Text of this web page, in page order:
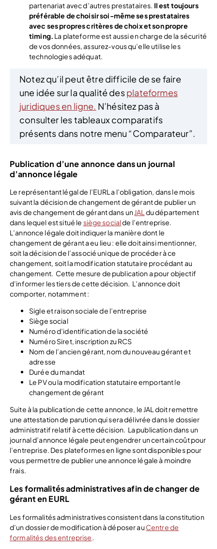
partenariat avec d’autres prestataires. Il est toujours
préférable de choisir soi-même ses prestataires
avec ses propres critères de choix et son propre
timing. La plateforme est aussi en charge de la sécurité
de vos données, assurez-vous qu’elle utilise les
technologies adéquat.
Notez qu’il peut être difficile de se faire
une idée sur la qualité desplateformes
juridiques en ligne. N’hésitez pas à
consulter les tableaux comparatifs
présents dans notre menu “Comparateur”.
Publication d’une annonce dans un journal
d’annonce légale
Le représentant légal de l’EURL a l’obligation, dans le mois
suivant la décision de changement de gérant de publier un
avis de changement de gérant dans unJAL du département
dans lequel est situé le siège socialde l’entreprise.
L’annonce légale doit indiquer la manière dont le
changement de gérant a eu lieu : elle doit ainsi mentionner,
soit la décision de l’associé unique de procéder à ce
changement, soit la modification statutaire procédant au
changement. Cette mesure de publication a pour objectif
d’informer les tiers de cette décision. L’annonce doit
comporter, notamment:
Sigle et raison sociale de l’entreprise
Siège social
Numéro d’identification de la société
Numéro Siret, inscription zu RCS
Nom de l’ancien gérant, nom du nouveau gérant et
adresse
Durée du mandat
Le PV ou la modification statutaire emportant le
changement de gérant
Suite à la publication de cette annonce, le JAL doit remettre
une attestation de parution qui sera délivrée dans le dossier
administratif relatif à cette décision. La publication dans un
journal d’annonce légale peut engendrer un certain coût pour
l’entreprise. Des plateformes en ligne sont disponibles pour
vous permettre de publier une annonce légale à moindre
frais.
Les formalités administratives afin de changer de
gérant en EURL
Les formalités administratives consistent dans la constitution
d’un dossier de modification à déposer au Centre de
formalités des entreprise.